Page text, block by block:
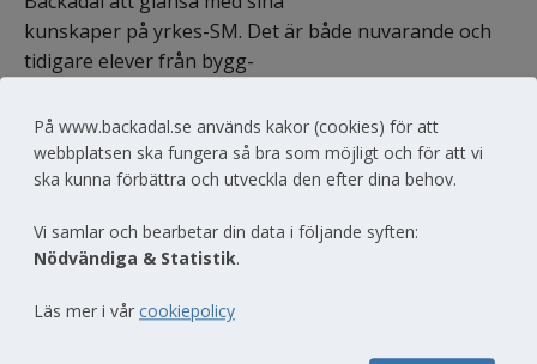
kunskaper på yrkes-SM. Det är både nuvarande och
tidigare elever från bygg-
energiprogrammet och fordons- och
transportprogrammet. Vi är såå glada och skickar
med massor av kämparglöd
På www.backadal.se används kakor (cookies) för att
webbplatsen ska fungera så bra som möjligt och för att vi
ska kunna förbättra och utveckla den efter dina behov.
Vi samlar och bearbetar din data i följande syften:
Nödvändiga & Statistik.
Läs mer i vår cookiepolicy